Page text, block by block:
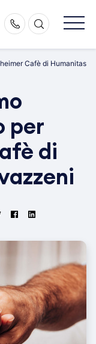
Cafè di Humanitas
per
di